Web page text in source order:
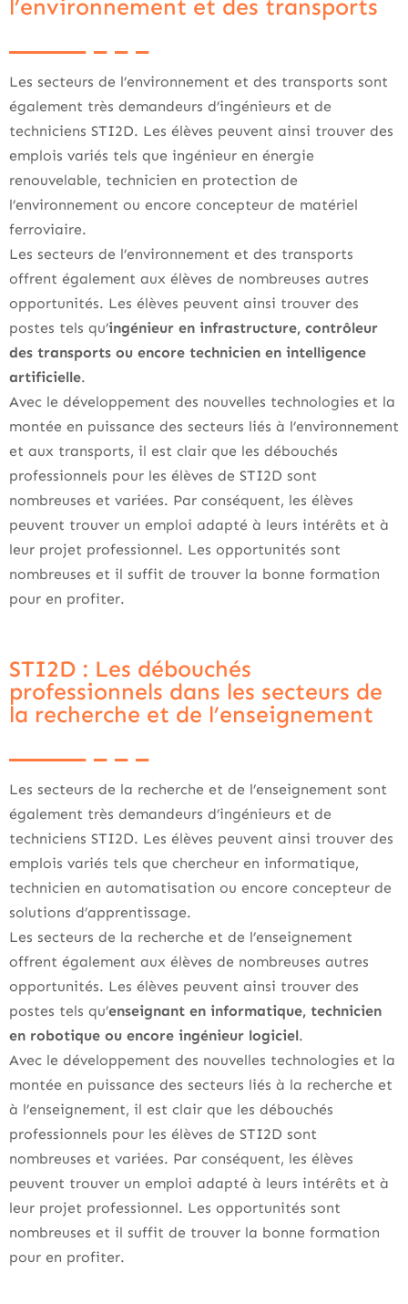
l’environnement et des transports
Les secteurs de l’environnement et des transports sont
également très demandeurs d’ingénieurs et de
techniciens STI2D. Les élèves peuvent ainsi trouver des
emplois variés tels que ingénieur en énergie
renouvelable, technicien en protection de
l’environnement ou encore concepteur de matériel
ferroviaire.
Les secteurs de l’environnement et des transports
offrent également aux élèves de nombreuses autres
opportunités. Les élèves peuvent ainsi trouver des
postes tels qu’ingénieur en infrastructure, contrôleur
des transports ou encore technicien en intelligence
artificielle.
Avec le développement des nouvelles technologies et la
montée en puissance des secteurs liés à l’environnement
et aux transports, il est clair que les débouchés
professionnels pour les élèves de STI2D sont
nombreuses et variées. Par conséquent, les élèves
peuvent trouver un emploi adapté à leurs intérêts et à
leur projet professionnel. Les opportunités sont
nombreuses et il suffit de trouver la bonne formation
pour en profiter.
STI2D : Les débouchés
professionnels dans les secteurs de
la recherche et de l’enseignement
Les secteurs de la recherche et de l’enseignement sont
également très demandeurs d’ingénieurs et de
techniciens STI2D. Les élèves peuvent ainsi trouver des
emplois variés tels que chercheur en informatique,
technicien en automatisation ou encore concepteur de
solutions d’apprentissage.
Les secteurs de la recherche et de l’enseignement
offrent également aux élèves de nombreuses autres
opportunités. Les élèves peuvent ainsi trouver des
postes tels qu’enseignant en informatique, technicien
en robotique ou encore ingénieur logiciel.
Avec le développement des nouvelles technologies et la
montée en puissance des secteurs liés à la recherche et
à l’enseignement, il est clair que les débouchés
professionnels pour les élèves de STI2D sont
nombreuses et variées. Par conséquent, les élèves
peuvent trouver un emploi adapté à leurs intérêts et à
leur projet professionnel. Les opportunités sont
nombreuses et il suffit de trouver la bonne formation
pour en profiter.